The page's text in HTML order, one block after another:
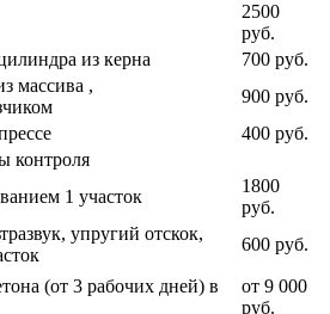
2500
руб.
из керна
700 руб.
массива ,
900 руб.
400 руб.
контроля
1 участок
1800
руб.
упругий отскок,
600 руб.
(от 3 рабочих дней) в
от 9 000
руб.